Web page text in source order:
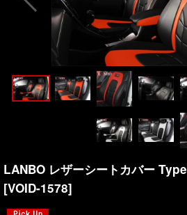
LANBO レザーシートカバー
[VOID-1578]